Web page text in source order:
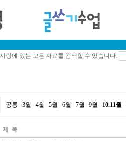
랑에 있는 모든 자료를 검색할 수 있습니다.
공통 3월 4월 5월 6월 7월 9월 10.11월